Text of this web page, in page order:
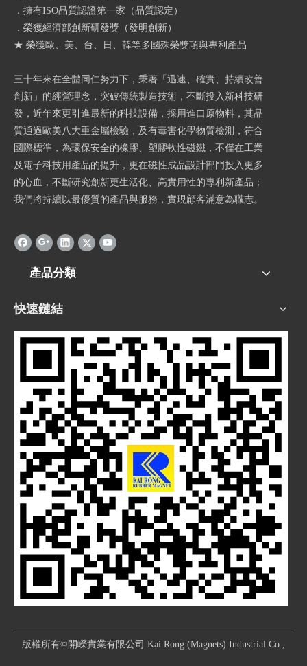
．擁有ISO品質認證第一家（品質認定）
．榮獲經濟部創新研發獎（發明創新）
★ 榮獲歐、美、台、日、韓等多國殊榮獎項與專利產品
三十年來在全體同仁努力下，秉著「迅速、確實、持續改善
創新」的經營理念，突破傳統製造技術，不斷投入新科技研
發，近年來更引進最新的科技設備，採用進口原物料，其品
質通過歐美八大重金屬檢驗，及有毒害化學物質檢測，符合
國際標準，為環保安全的橡膠、塑膠軟性磁鐵，不僅在工業
及電子科技用產品的提升，更在磁性成品設計部門投入更多
的心血，不斷研究創新更生活化、高實用性的專利新產品；
我們將持續以最優質的產品與服務，實現顧客滿意為職志。
產品分類
快速鏈結
版權所有©開嶸實業有限公司 Kai Rong (Magnets) Industrial Co.,